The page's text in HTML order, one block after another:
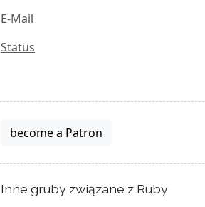
E-Mail
Status
become a Patron
Inne gruby związane z Ruby